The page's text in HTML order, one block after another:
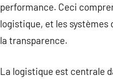
performance. Ceci
logistique, et les
la transparence.
La logistique est centrale